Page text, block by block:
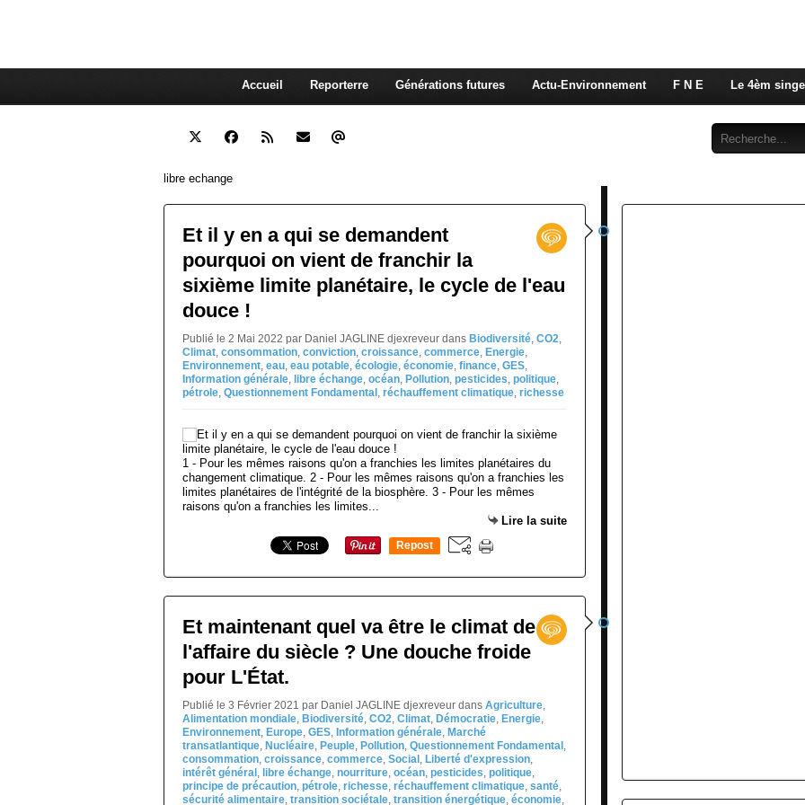
Accueil Reporterre Générations futures Actu-Environnement F N E Le 4èm singe
libre echange
Et il y en a qui se demandent
pourquoi on vient de franchir la
sixième limite planétaire, le cycle de l'eau
douce !
Publié le 2 Mai 2022 par Daniel JAGLINE djexreveur dans Biodiversité, CO2,
Climat, consommation, conviction, croissance, commerce, Energie,
Environnement, eau, eau potable, écologie, économie, finance, GES,
Information générale, libre échange, océan, Pollution, pesticides, politique,
pétrole, Questionnement Fondamental , réchauffement climatique, richesse
1 - Pour les mêmes raisons qu'on a franchies les limites planétaires du
changement climatique. 2 - Pour les mêmes raisons qu'on a franchies les
limites planétaires de l'intégrité de la biosphère. 3 - Pour les mêmes
raisons qu'on a franchies les limites...
Lire la suite
Repost
Et maintenant quel va être le climat de
l'affaire du siècle ? Une douche froide
pour L'État.
Publié le 3 Février 2021 par Daniel JAGLINE djexreveur dans Agriculture,
Alimentation mondiale, Biodiversité, CO2, Climat, Démocratie, Energie,
Environnement, Europe, GES, Information générale, Marché
transatlantique, Nucléaire, Peuple, Pollution, Questionnement Fondamental ,
consommation, croissance, commerce, Social , Liberté d'expression,
intérêt général , libre échange, nourriture, océan, pesticides, politique,
principe de précaution, pétrole, richesse, réchauffement climatique, santé,
sécurité alimentaire, transition sociétale, transition énergétique, économie,